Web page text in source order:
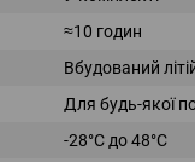
≈10 годин
Вбудований
Для будь-якої
-28°C до 48°C